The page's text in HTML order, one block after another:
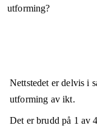
utforming?
Nettstedet erdelvis i
utforming av ikt.
Det er brudd på 1 av